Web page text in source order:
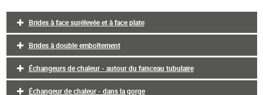
Brides à face surélevée et à face plate
Brides à double emboîtement
Échangeurs de chaleur - autour du faisceau tubulaire
Échangeur de chaleur - dans la gorge